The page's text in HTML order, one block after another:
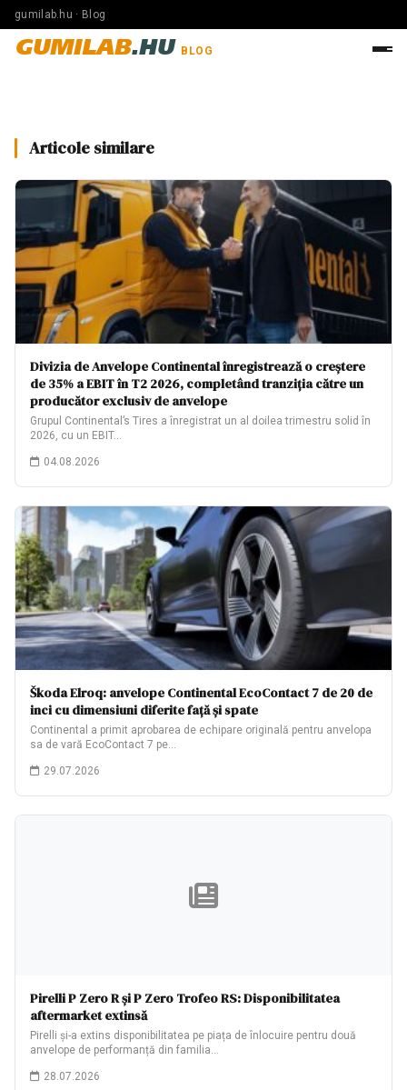
gumilab.hu · Blog
GUMILAB.HU BLOG
Articole similare
Divizia de Anvelope Continental înregistrează o creștere
de 35% a EBIT în T2 2026, completând tranziția către un
producător exclusiv de anvelope
Grupul Continental’s Tires a înregistrat un al doilea trimestru solid în
2026, cu un EBIT…
04.08.2026
Škoda Elroq: anvelope Continental EcoContact 7 de 20 de
inci cu dimensiuni diferite față și spate
Continental a primit aprobarea de echipare originală pentru anvelopa
sa de vară EcoContact 7 pe…
29.07.2026
Pirelli P Zero R și P Zero Trofeo RS: Disponibilitatea
aftermarket extinsă
Pirelli și-a extins disponibilitatea pe piața de înlocuire pentru două
anvelope de performanță din familia…
28.07.2026